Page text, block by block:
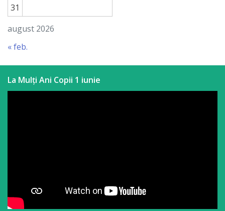
august 2026
31
« feb.
La Mulți Ani Copii 1 iunie